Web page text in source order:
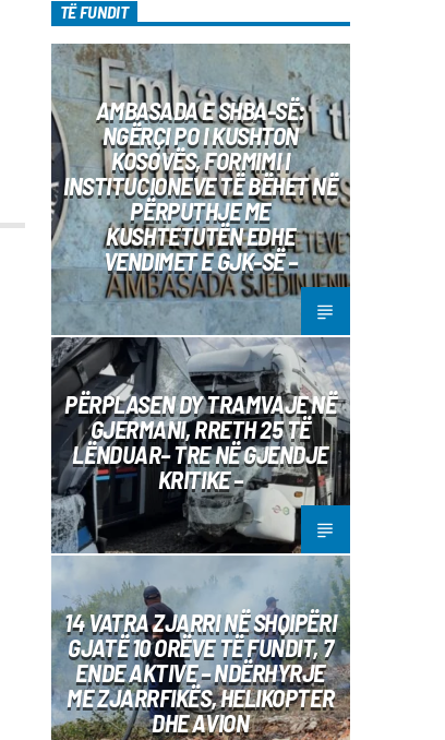
TË FUNDIT
AMBASADA E SHBA-SË:
NGËRÇI PO I KUSHTON
KOSOVËS, FORMIMI I
INSTITUCIONEVE TË BËHET NË
PËRPUTHJE ME
KUSHTETUTËN EDHE
VENDIMET E GJK-SË –
PËRPLASEN DY TRAMVAJE NË
GJERMANI, RRETH 25 TË
LËNDUAR– TRE NË GJENDJE
KRITIKE –
14 VATRA ZJARRI NË SHQIPËRI
GJATË 10 ORËVE TË FUNDIT, 7
ENDE AKTIVE – NDËRHYRJE
ME ZJARRFIKËS, HELIKOPTER
DHE AVION